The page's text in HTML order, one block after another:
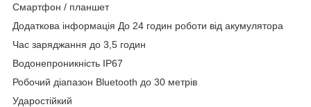
Смартфон / планшет
Додаткова інформація До 24 годин роботи від акумулятора
Час заряджання до 3,5 годин
Водонепроникність IP67
Робочий діапазон Bluetooth до 30 метрів
Ударостійкий